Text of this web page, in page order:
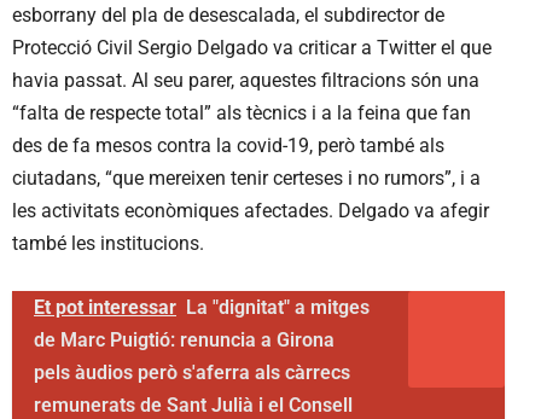
esborrany del pla de desescalada, el subdirector de
Protecció Civil Sergio Delgado va criticar a Twitter el que
havia passat. Al seu parer, aquestes filtracions són una
“falta de respecte total” als tècnics i a la feina que fan
des de fa mesos contra la covid-19, però també als
ciutadans, “que mereixen tenir certeses i no rumors”, i a
les activitats econòmiques afectades. Delgado va afegir
també les institucions.
Et pot interessar La "dignitat" a mitges
de Marc Puigtió: renuncia a Girona
pels àudios però s'aferra als càrrecs
remunerats de Sant Julià i el Consell